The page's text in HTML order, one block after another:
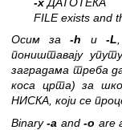
FILE exists and
Осим за-h и -L
поништавају
заградама треба
коса црта) за
НИСКА, који се
Binary-a and-o are